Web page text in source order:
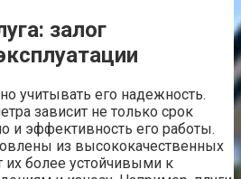
залог
учитывать его надежность.
зависит не только срок
и эффективность его работы.
из высококачественных
их более устойчивыми к